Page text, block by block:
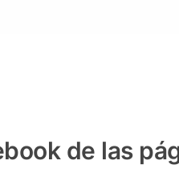
de las